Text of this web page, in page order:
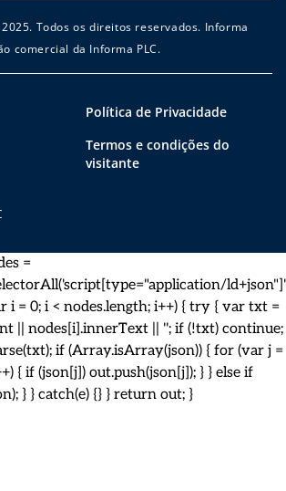
Todos os direitos reservados. Informa
comercial da Informa PLC.
Política de Privacidade
Termos e condições do
visitante
=
i = 0; i < nodes.length; i++) { try { var txt =
|| nodes[i].innerText || ''; if (!txt) continue;
if (Array.isArray(json)) { for (var j =
{ if (json[j]) out.push(json[j]); } } else if
} } catch(e) {} } return out; }